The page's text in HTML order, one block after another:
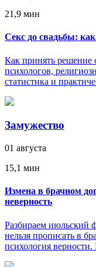
21,9 мин
Секс до свадьбы:
Как принять решение
психологов,
статистика и
Замужество
01 августа
15,1 мин
Измена в брачном
неверность
Разбираем июльский
нельзя прописать в
психология